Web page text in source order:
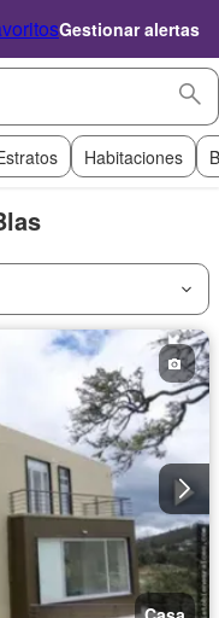
Gestionar alertas
Habitaciones